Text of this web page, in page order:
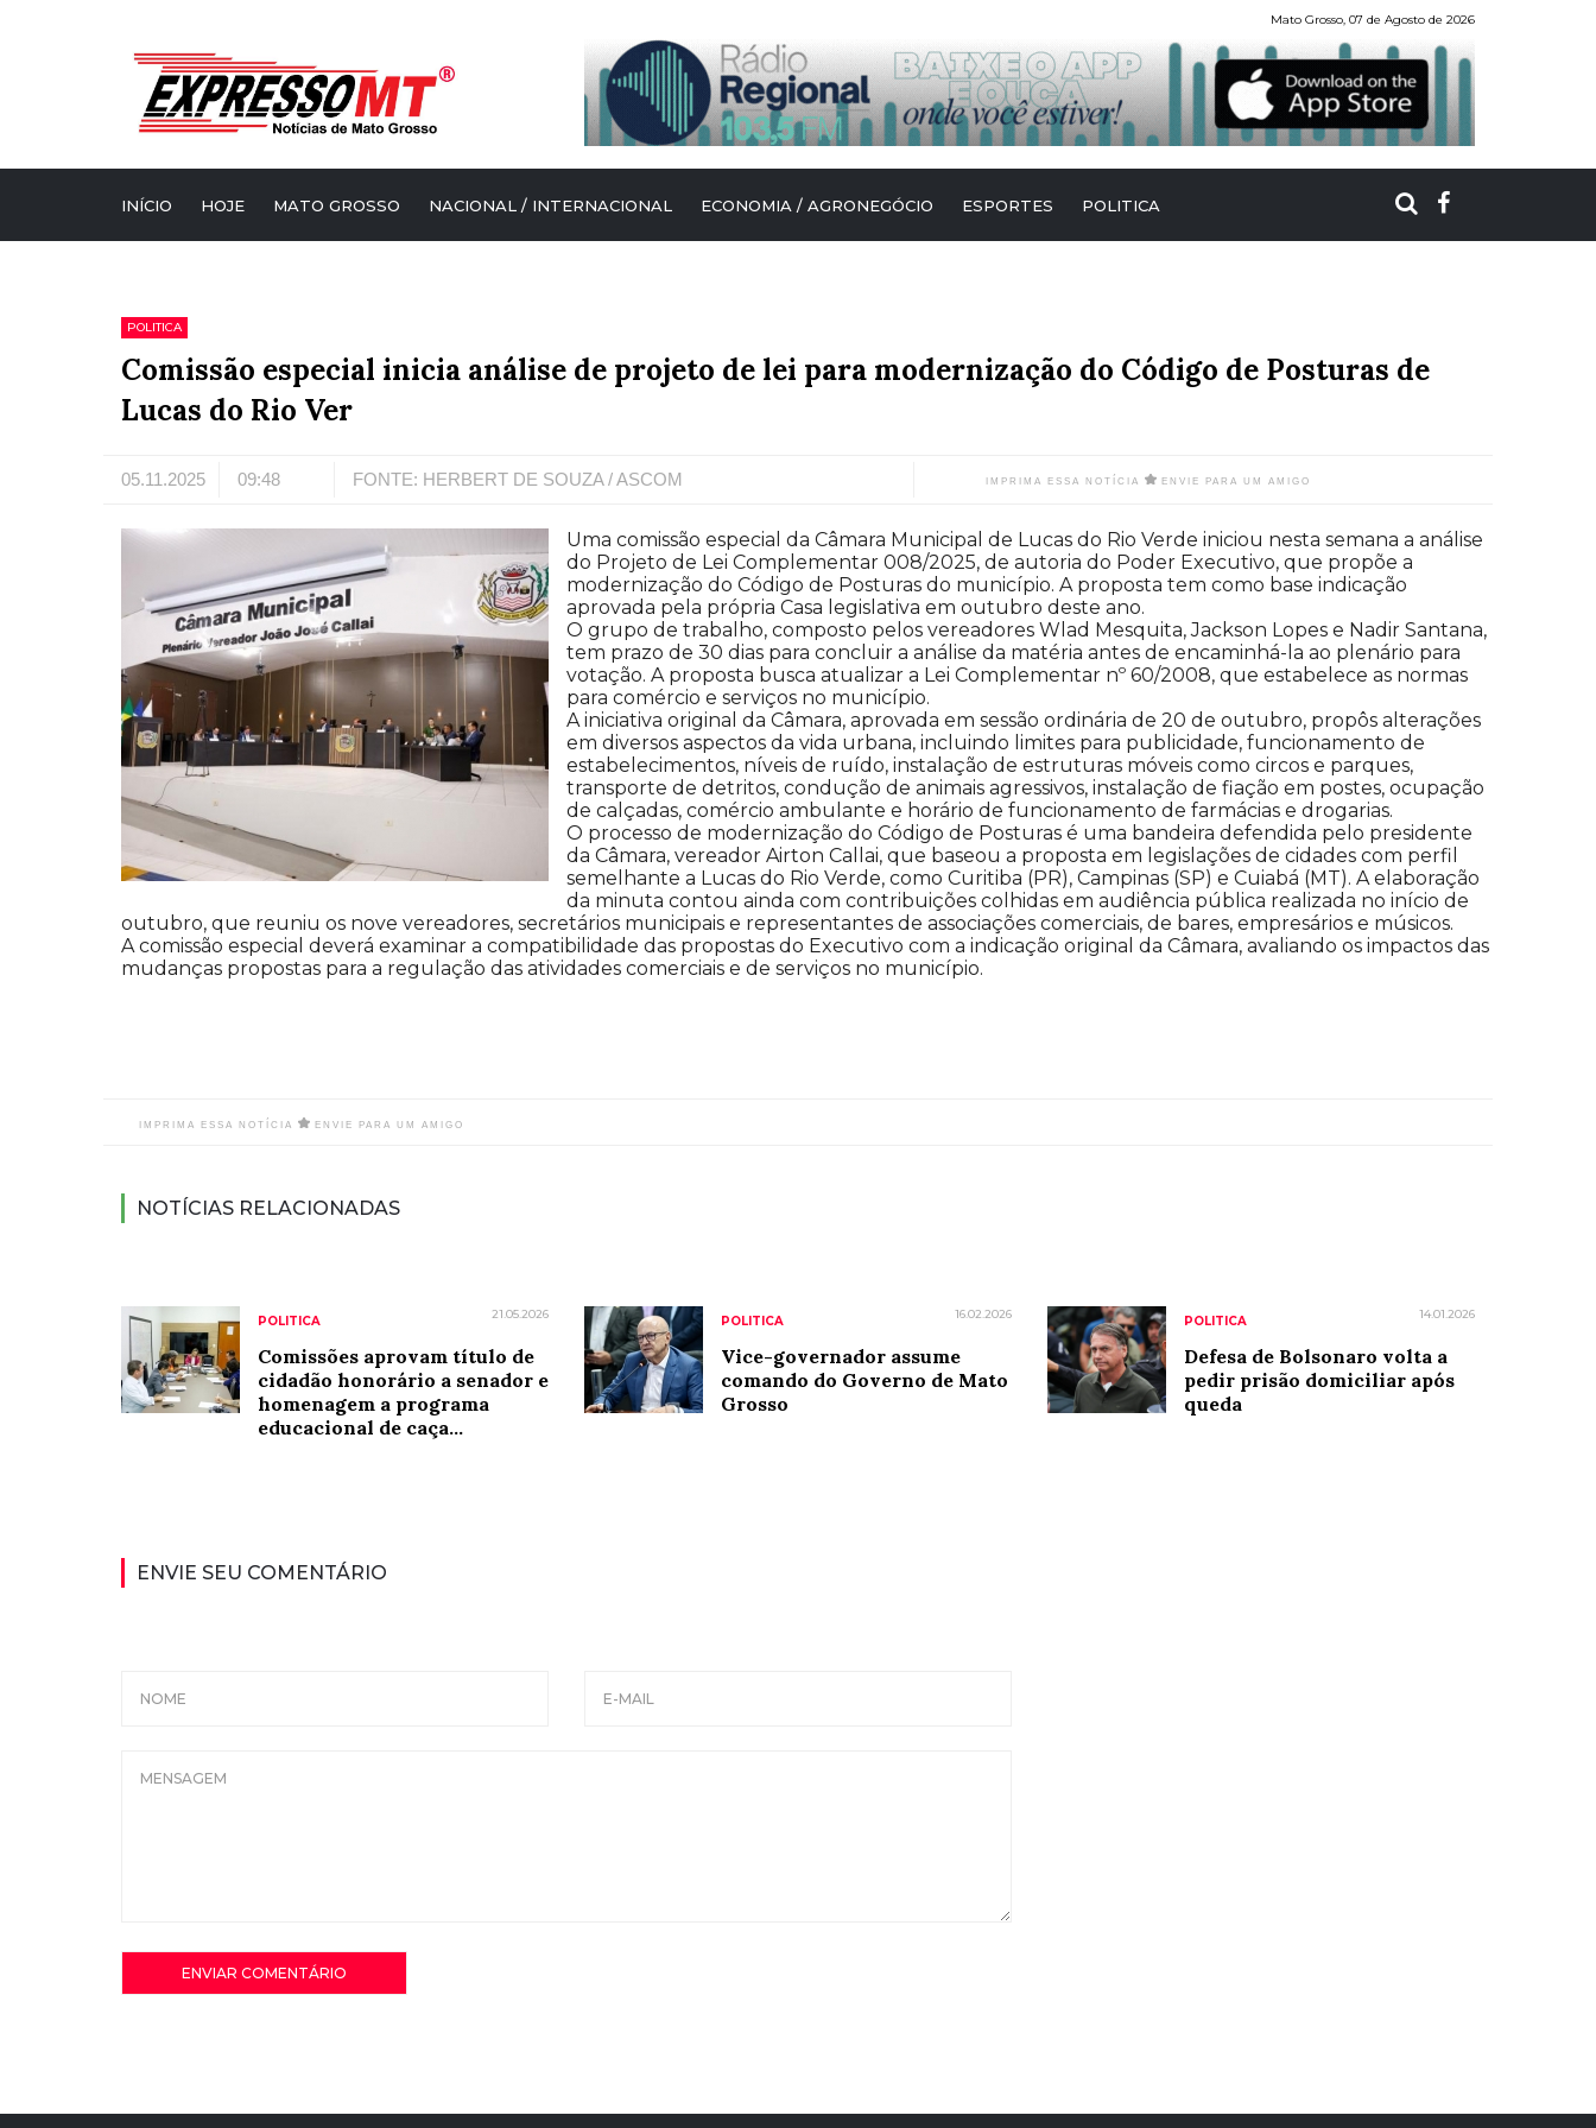
Mato Grosso, 07 de Agosto de 2026
INÍCIO HOJE MATO GROSSO NACIONAL / INTERNACIONAL ECONOMIA / AGRONEGÓCIO ESPORTES POLITICA
POLITICA
Comissão especial inicia análise de projeto de lei para modernização do Código de Posturas de
Lucas do Rio Ver
05.11.2025 09:48 FONTE: HERBERT DE SOUZA / ASCOM IMPRIMA ESSA NOTÍCIA ENVIE PARA UM AMIGO
Uma comissão especial da Câmara Municipal de Lucas do Rio Verde iniciou nesta semana a análise
do Projeto de Lei Complementar 008/2025, de autoria do Poder Executivo, que propõe a
modernização do Código de Posturas do município. A proposta tem como base indicação
aprovada pela própria Casa legislativa em outubro deste ano.
O grupo de trabalho, composto pelos vereadores Wlad Mesquita, Jackson Lopes e Nadir Santana,
tem prazo de 30 dias para concluir a análise da matéria antes de encaminhá-la ao plenário para
votação. A proposta busca atualizar a Lei Complementar nº 60/2008, que estabelece as normas
para comércio e serviços no município.
A iniciativa original da Câmara, aprovada em sessão ordinária de 20 de outubro, propôs alterações
em diversos aspectos da vida urbana, incluindo limites para publicidade, funcionamento de
estabelecimentos, níveis de ruído, instalação de estruturas móveis como circos e parques,
transporte de detritos, condução de animais agressivos, instalação de fiação em postes, ocupação
de calçadas, comércio ambulante e horário de funcionamento de farmácias e drogarias.
O processo de modernização do Código de Posturas é uma bandeira defendida pelo presidente
da Câmara, vereador Airton Callai, que baseou a proposta em legislações de cidades com perfil
semelhante a Lucas do Rio Verde, como Curitiba (PR), Campinas (SP) e Cuiabá (MT). A elaboração
da minuta contou ainda com contribuições colhidas em audiência pública realizada no início de
outubro, que reuniu os nove vereadores, secretários municipais e representantes de associações comerciais, de bares, empresários e músicos.
A comissão especial deverá examinar a compatibilidade das propostas do Executivo com a indicação original da Câmara, avaliando os impactos das
mudanças propostas para a regulação das atividades comerciais e de serviços no município.
IMPRIMA ESSA NOTÍCIA ENVIE PARA UM AMIGO
NOTÍCIAS RELACIONADAS
POLITICA 21.05.2026
Comissões aprovam título de
cidadão honorário a senador e
homenagem a programa
educacional de caça...
POLITICA 16.02.2026
Vice-governador assume
comando do Governo de Mato
Grosso
POLITICA 14.01.2026
Defesa de Bolsonaro volta a
pedir prisão domiciliar após
queda
ENVIE SEU COMENTÁRIO